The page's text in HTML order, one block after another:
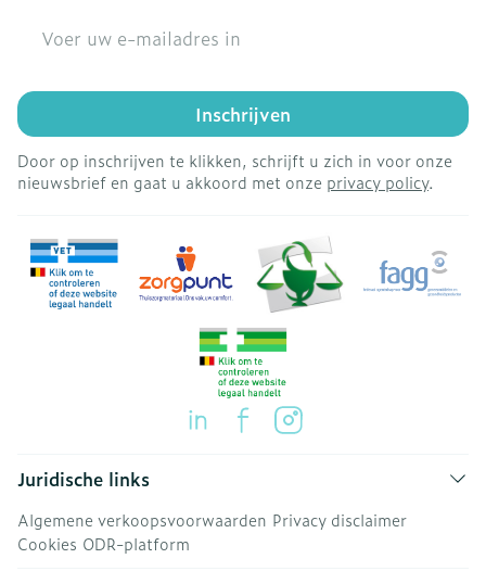
Inschrijven
Door op inschrijven te klikken, schrijft u zich in voor onze
nieuwsbrief en gaat u akkoord met onze privacy policy.
Juridische links
Algemene verkoopsvoorwaarden Privacy disclaimer
Cookies ODR-platform